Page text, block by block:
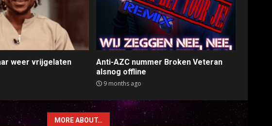
weer vrijgelaten
Anti-AZC nummer Broken Veteran
alsnog offline
9 months ago
MORE ABOUT…